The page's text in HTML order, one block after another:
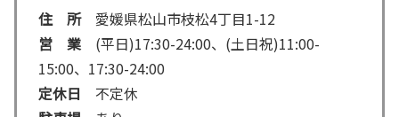
住 所愛媛県松山市枝松4丁目1-12
営 業 (平日)17:30-24:00、(土日祝)11:00-
15:00、17:30-24:00
定休日 不定休